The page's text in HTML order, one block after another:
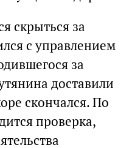
скрыться за
с управлением
за
доставили
скончался. По
проверка,